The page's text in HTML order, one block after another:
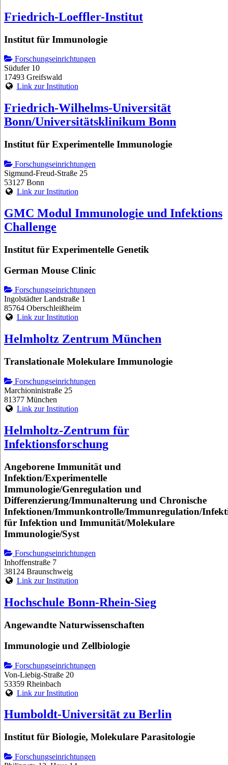
Friedrich-Loeffler-Institut
Institut für Immunologie
Forschungseinrichtungen
Südufer 10
17493 Greifswald
Link zur Institution
Friedrich-Wilhelms-Universität
Bonn/Universitätsklinikum Bonn
Institut für Experimentelle Immunologie
Forschungseinrichtungen
Sigmund-Freud-Straße 25
53127 Bonn
Link zur Institution
GMC Modul Immunologie und Infektions
Challenge
Institut für Experimentelle Genetik
German Mouse Clinic
Forschungseinrichtungen
Ingolstädter Landstraße 1
85764 Oberschleißheim
Link zur Institution
Helmholtz Zentrum München
Translationale Molekulare Immunologie
Forschungseinrichtungen
Marchioninistraße 25
81377 München
Link zur Institution
Helmholtz-Zentrum für
Infektionsforschung
Angeborene Immunität und
Infektion/Experimentelle
Immunologie/Genregulation und
Differenzierung/Immunalterung und Chronische
Infektionen/Immunkontrolle/Immunregulation/
für Infektion und Immunität/Molekulare
Immunologie/Syst
Forschungseinrichtungen
Inhoffenstraße 7
38124 Braunschweig
Link zur Institution
Hochschule Bonn-Rhein-Sieg
Angewandte Naturwissenschaften
Immunologie und Zellbiologie
Forschungseinrichtungen
Von-Liebig-Straße 20
53359 Rheinbach
Link zur Institution
Humboldt-Universität zu Berlin
Institut für Biologie, Molekulare Parasitologie
Forschungseinrichtungen